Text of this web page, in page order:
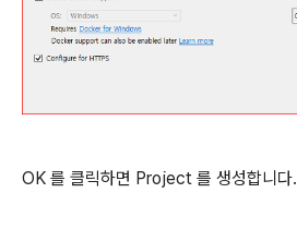
OK 를 클릭하면 Project 를 생성합니다.